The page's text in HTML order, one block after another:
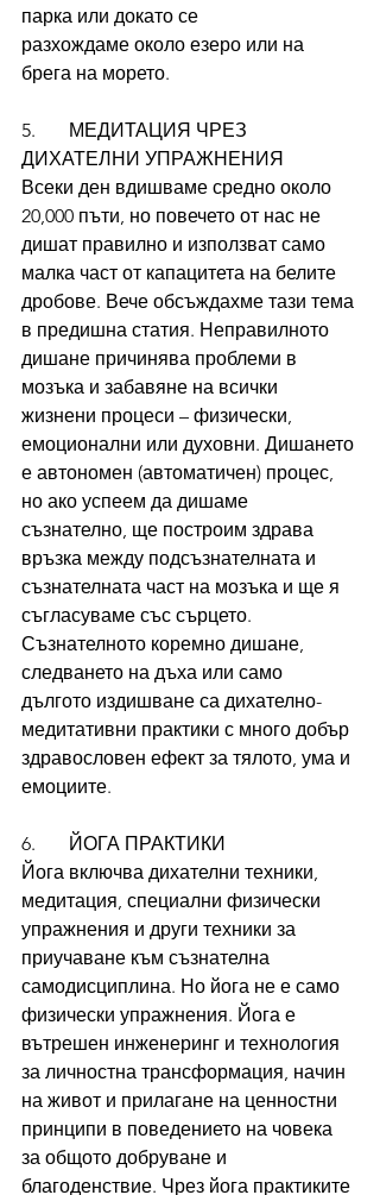
парка или докато се
разхождаме около езеро или на
брега на морето.
5.       МЕДИТАЦИЯ ЧРЕЗ
ДИХАТЕЛНИ УПРАЖНЕНИЯ
Всеки ден вдишваме средно около
20,000 пъти, но повечето от нас не
дишат правилно и използват само
малка част от капацитета на белите
дробове. Вече обсъждахме тази тема
в предишна статия. Неправилното
дишане причинява проблеми в
мозъка и забавяне на всички
жизнени процеси – физически,
емоционални или духовни. Дишането
е автономен (автоматичен) процес,
но ако успеем да дишаме
съзнателно, ще построим здрава
връзка между подсъзнателната и
съзнателната част на мозъка и ще я
съгласуваме със сърцето.
Съзнателното коремно дишане,
следването на дъха или само
дългото издишване са дихателно-
медитативни практики с много добър
здравословен ефект за тялото, ума и
емоциите.
6.       ЙОГА ПРАКТИКИ
Йога включва дихателни техники,
медитация, специални физически
упражнения и други техники за
приучаване към съзнателна
самодисциплина. Но йога не е само
физически упражнения. Йога е
вътрешен инженеринг и технология
за личностна трансформация, начин
на живот и прилагане на ценностни
принципи в поведението на човека
за общото добруване и
благоденствие. Чрез йога практиките